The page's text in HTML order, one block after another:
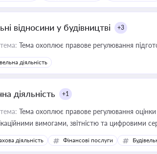
відносини у будівництві +3
Тема охоплює правове регулювання
діяльність
діяльність +1
Тема охоплює правове регулювання
вимогами, звітністю та цифровими
змін у цій сфері корисне для власника
оренди державного майна, корпоративних
діяльність Фінансові послуги